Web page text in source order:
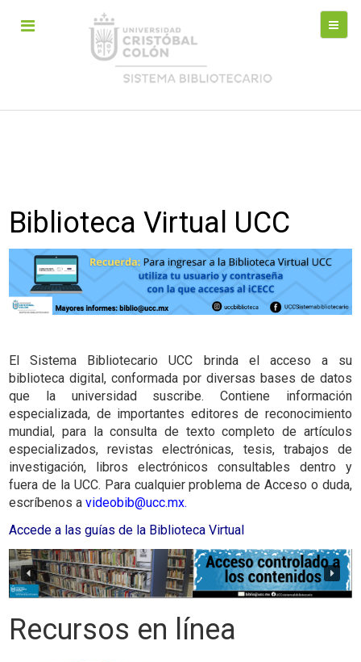
Biblioteca Virtual UCC
El Sistema Bibliotecario UCC brinda el acceso a su
biblioteca digital, conformada por diversas bases de datos
que la universidad suscribe. Contiene información
especializada, de importantes editores de reconocimiento
mundial, para la consulta de texto completo de artículos
especializados, revistas electrónicas, tesis, trabajos de
investigación, libros electrónicos consultables dentro y
fuera de la UCC. Para cualquier problema de Acceso o duda,
escríbenos avideobib@ucc.mx.
Accede a las guías de la Biblioteca Virtual
Recursos en línea